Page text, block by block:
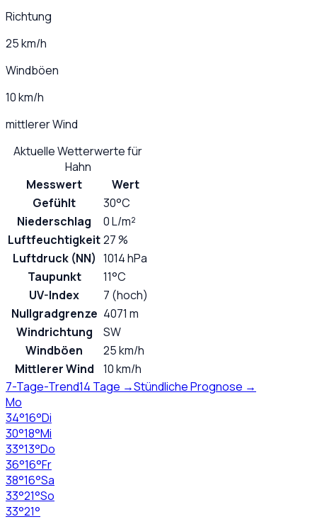
Richtung
25 km/h
Windböen
10 km/h
mittlerer Wind
Aktuelle Wetterwerte für
Hahn
Messwert
Wert
Gefühlt
30°C
Niederschlag
0 L/m²
Luftfeuchtigkeit27 %
Luftdruck (NN) 1014 hPa
Taupunkt
11°C
UV-Index
7 (hoch)
Nullgradgrenze 4071 m
Windrichtung
SW
Windböen
25 km/h
Mittlerer Wind
10 km/h
7-Tage-Trend14 Tage →Stündliche Prognose →
Mo
34°16°Di
30°18°Mi
33°13°Do
36°16°Fr
38°16°Sa
33°21°So
33°21°